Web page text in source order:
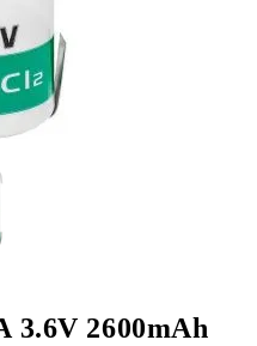
3.6V 2600mAh